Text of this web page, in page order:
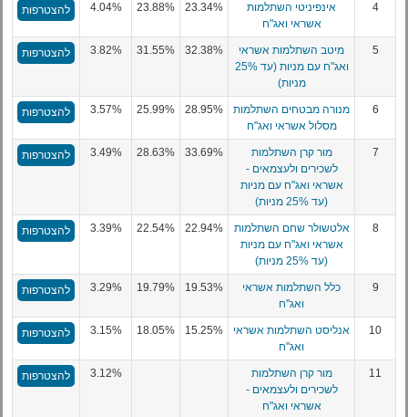
4
אינפיניטי השתלמות
אשראי ואג"ח
23.34%
23.88%
4.04% להצטרפות
5
מיטב השתלמות אשראי
ואג"ח עם מניות (עד 25%
מניות)
32.38%
31.55%
3.82% להצטרפות
6
מנורה מבטחים השתלמות
מסלול אשראי ואג"ח
28.95%
25.99%
3.57% להצטרפות
7
מור קרן השתלמות
לשכירים ולעצמאים -
אשראי ואג"ח עם מניות
(עד 25% מניות)
33.69%
28.63%
3.49% להצטרפות
8
אלטשולר שחם השתלמות
אשראי ואג"ח עם מניות
(עד 25% מניות)
22.94%
22.54%
3.39% להצטרפות
9
כלל השתלמות אשראי
ואג"ח
19.53%
19.79%
3.29% להצטרפות
10
אנליסט השתלמות אשראי
ואג"ח
15.25%
18.05%
3.15% להצטרפות
11
מור קרן השתלמות
לשכירים ולעצמאים -
אשראי ואג"ח
3.12% להצטרפות